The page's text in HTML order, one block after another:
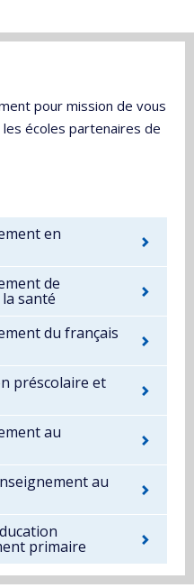
pour mission de vous
écoles partenaires de
en
de
santé
du français
préscolaire et
au
au
primaire